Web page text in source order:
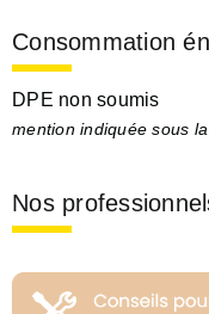
Consommation
DPE non soumis
mention indiquée sous
Nos